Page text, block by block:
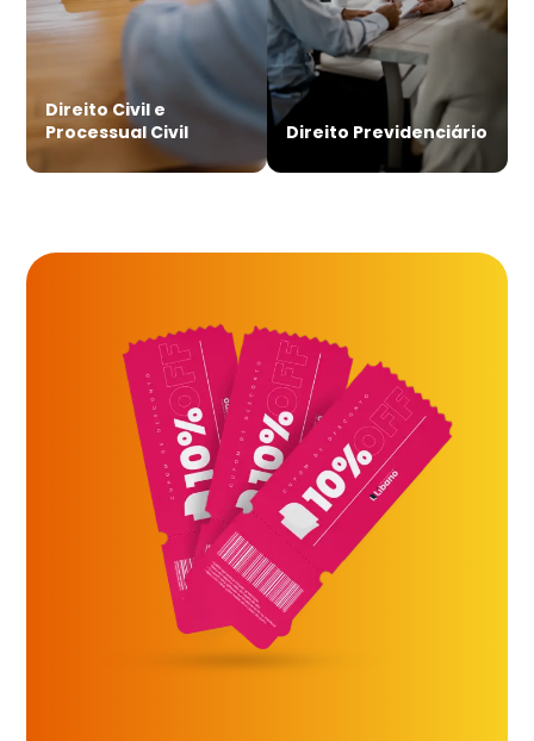
Direito Civil e
Processual Civil
Direito Previdenciário